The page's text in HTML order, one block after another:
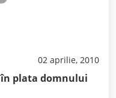
02 aprilie, 2010
în plata domnului